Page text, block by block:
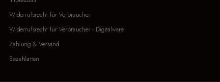
Widerrufsrecht für Verbraucher
Widerrufsrecht für Verbraucher - Digitalware
Zahlung & Versand
Bezahlarten